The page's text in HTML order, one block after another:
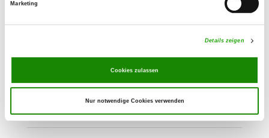
Marketing
Details zeigen
Cookies zulassen
Nur notwendige Cookies verwenden
OG - Poggenhagen
Am Alten Sportplatz
OG - Wunstorf/Hann.